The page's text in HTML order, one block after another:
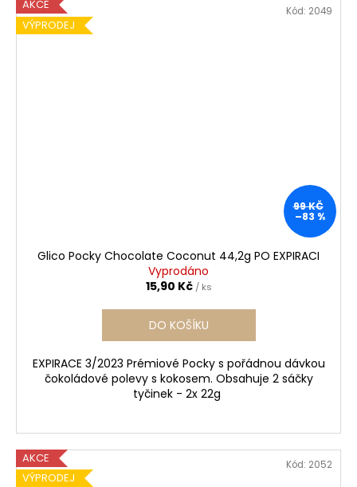
AKCE
VÝPRODEJ
99 KČ
–83 %
Glico Pocky Chocolate Coconut 44,2g PO EXPIRACI
Vyprodáno
15,90 Kč / ks
DO KOŠÍKU
EXPIRACE 3/2023 Prémiové Pocky s pořádnou dávkou
čokoládové polevy s kokosem. Obsahuje 2 sáčky
tyčinek - 2x 22g
Kód: 2049
AKCE
VÝPRODEJ
Kód: 2052